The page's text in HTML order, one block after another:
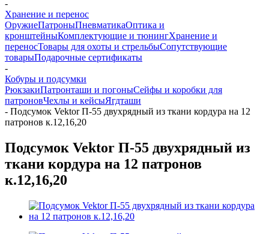
-
Хранение и перенос
ОружиеПатроныПневматикаОптика и
кронштейныКомплектующие и тюнингХранение и
переносТовары для охоты и стрельбыСопутствующие
товарыПодарочные сертификаты
-
Кобуры и подсумки
РюкзакиПатронташи и погоныСейфы и коробки для
патроновЧехлы и кейсыЯгдташи
- Подсумок Vektor П-55 двухрядный из ткани кордура на 12
патронов к.12,16,20
Подсумок Vektor П-55 двухрядный из
ткани кордура на 12 патронов
к.12,16,20